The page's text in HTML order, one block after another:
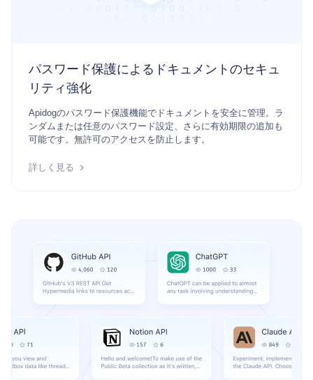
パスワード保護によるドキュメントのセキュ
リティ強化
Apidogのパスワード保護機能でドキュメントを安全に管理。ラ
ンダムまたは任意のパスワード設定、さらに有効期限の追加も
可能です。無許可のアクセスを防止します。
詳しく見る